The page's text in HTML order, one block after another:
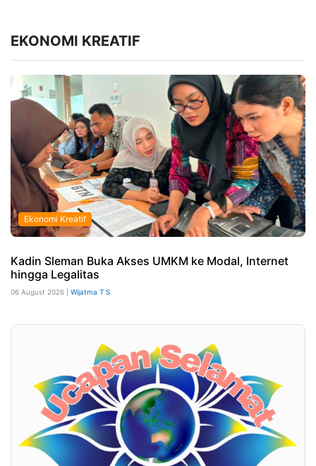
EKONOMI KREATIF
Ekonomi Kreatif
Kadin Sleman Buka Akses UMKM ke Modal, Internet
hingga Legalitas
06 August 2026 | Wijatma T S